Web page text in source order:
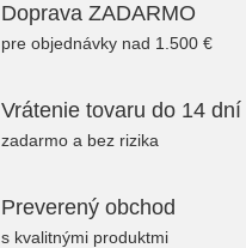
Doprava ZADARMO
pre objednávky nad 1.500 €
Vrátenie tovaru do 14 dní
zadarmo a bez rizika
Preverený obchod
s kvalitnými produktmi